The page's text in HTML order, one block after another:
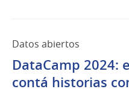
Datos abiertos
DataCamp 2024:
contá historias